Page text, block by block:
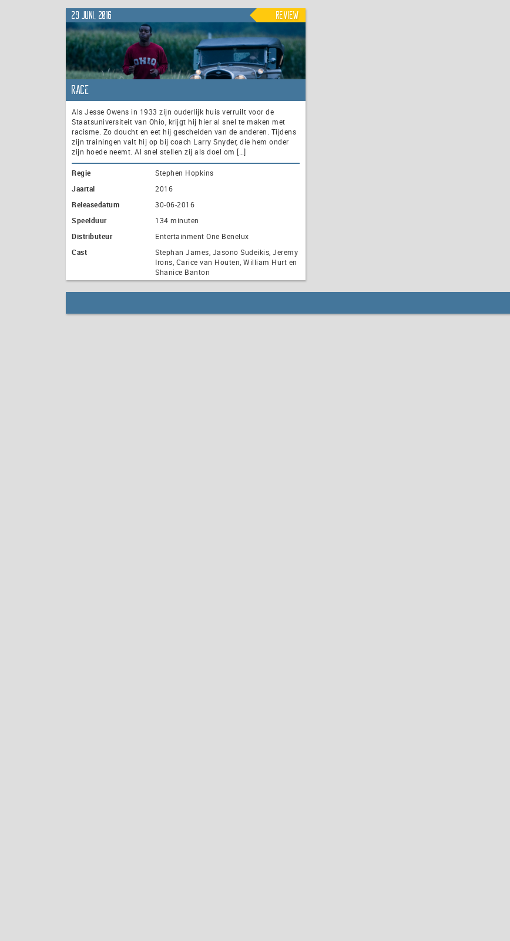
29 juni, 2016 Review
Race
Als Jesse Owens in 1933 zijn ouderlijk huis verruilt voor de
Staatsuniversiteit van Ohio, krijgt hij hier al snel te maken met
racisme. Zo doucht en eet hij gescheiden van de anderen. Tijdens
zijn trainingen valt hij op bij coach Larry Snyder, die hem onder
zijn hoede neemt. Al snel stellen zij als doel om […]
Regie
Stephen Hopkins
Jaartal
2016
Releasedatum
30-06-2016
Speelduur
134 minuten
Distributeur
Entertainment One Benelux
Cast
Stephan James, Jasono Sudeikis, Jeremy
Irons, Carice van Houten, William Hurt en
Shanice Banton